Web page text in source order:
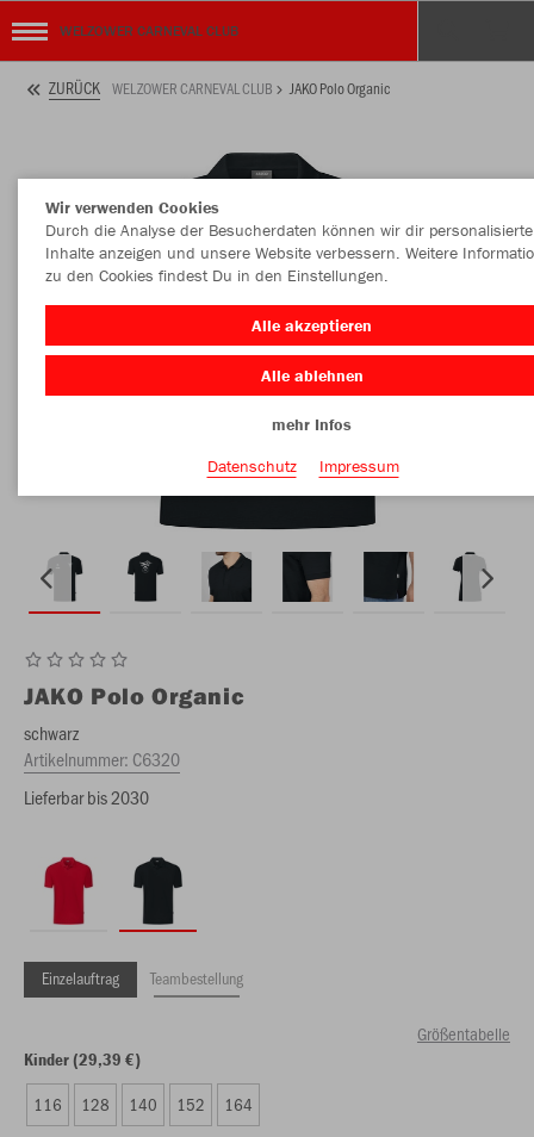
WELZOWER CARNEVAL CLUB
ZURÜCK WELZOWER CARNEVAL CLUB JAKO Polo Organic
JAKO Polo Organic
schwarz
Artikelnummer: C6320
Lieferbar bis 2030
Einzelauftrag Teambestellung
Größentabelle
Kinder (29,39 €)
116 128 140 152 164
Wir verwenden Cookies
Durch die Analyse der Besucherdaten können wir dir personalisierte
Inhalte anzeigen und unsere Website verbessern. Weitere
zu den Cookies findest Du in den Einstellungen.
Alle akzeptieren
Alle ablehnen
mehr Infos
Datenschutz
Impressum